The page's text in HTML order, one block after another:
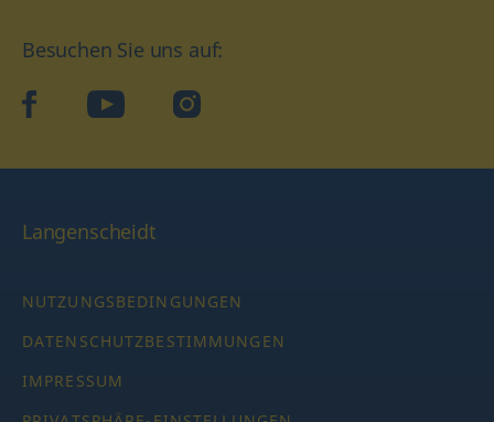
Besuchen Sie uns auf:
facebookYouTube Instagram
Langenscheidt
NUTZUNGSBEDINGUNGEN
DATENSCHUTZBESTIMMUNGEN
IMPRESSUM